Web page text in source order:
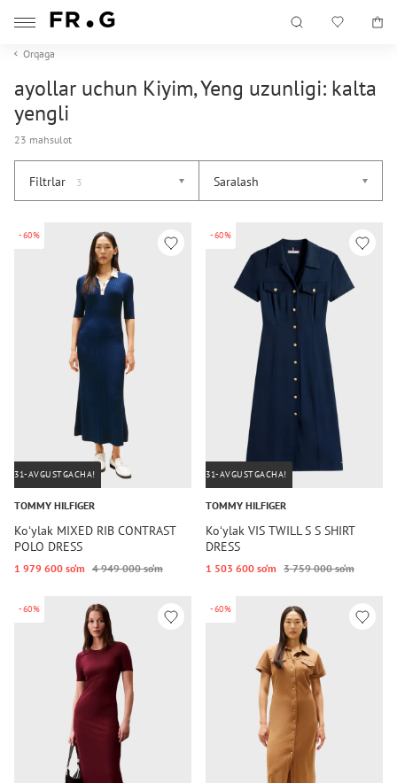
Orqaga
ayollar uchun Kiyim, Yeng uzunligi: kalta
yengli
23 mahsulot
Filtrlar 3 Saralash
-60%
31-AVGUSTGACHA!
TOMMY HILFIGER
Koʻylak MIXED RIB CONTRAST
POLO DRESS
1 979 600 so‘m 4 949 000 so‘m
-60%
31-AVGUSTGACHA!
TOMMY HILFIGER
Koʻylak VIS TWILL S S SHIRT
DRESS
1 503 600 so‘m 3 759 000 so‘m
-60% -60%